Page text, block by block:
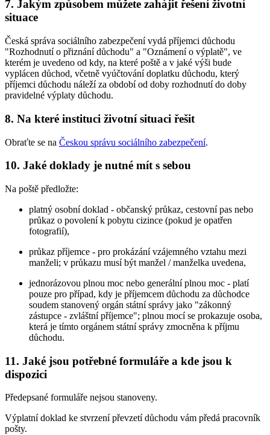
7. Jakým způsobem můžete zahájit řešení životní
situace
Česká správa sociálního zabezpečení vydá příjemci důchodu
"Rozhodnutí o přiznání důchodu" a "Oznámení o výplatě", ve
kterém je uvedeno od kdy, na které poště a v jaké výši bude
vyplácen důchod, včetně vyúčtování doplatku důchodu, který
příjemci důchodu náleží za období od doby rozhodnutí do doby
pravidelné výplaty důchodu.
8. Na které instituci životní situaci řešit
Obraťte se na Českou správu sociálního zabezpečení.
10. Jaké doklady je nutné mít s sebou
Na poště předložte:
platný osobní doklad - občanský průkaz, cestovní pas nebo
průkaz o povolení k pobytu cizince (pokud je opatřen
fotografií),
průkaz příjemce - pro prokázání vzájemného vztahu mezi
manželi; v průkazu musí být manžel / manželka uvedena,
jednorázovou plnou moc nebo generální plnou moc - platí
pouze pro případ, kdy je příjemcem důchodu za důchodce
soudem stanovený orgán státní správy jako "zákonný
zástupce - zvláštní příjemce"; plnou mocí se prokazuje osoba,
která je tímto orgánem státní správy zmocněna k příjmu
důchodu.
11. Jaké jsou potřebné formuláře a kde jsou k
dispozici
Předepsané formuláře nejsou stanoveny.
Výplatní doklad ke stvrzení převzetí důchodu vám předá pracovník
pošty.